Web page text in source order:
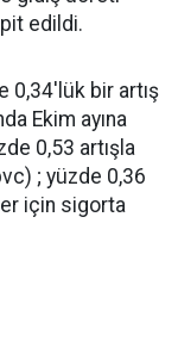
edildi.
0,34'lük bir artış
Ekim ayına
0,53 artışla
; yüzde 0,36
için sigorta